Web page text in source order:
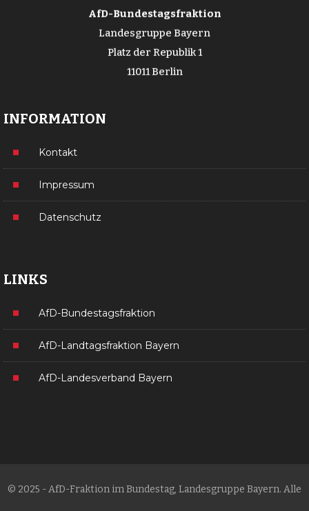
AfD-Bundestagsfraktion
Landesgruppe Bayern
Platz der Republik 1
11011 Berlin
INFORMATION
Kontakt
Impressum
Datenschutz
LINKS
AfD-Bundestagsfraktion
AfD-Landtagsfraktion Bayern
AfD-Landesverband Bayern
© 2025 - AfD-Fraktion im Bundestag, Landesgruppe Bayern. Alle